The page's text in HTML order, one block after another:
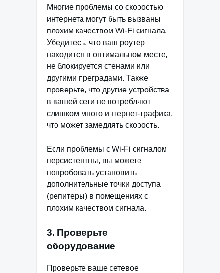
Многие проблемы со скоростью
интернета могут быть вызваны
плохим качеством Wi-Fi сигнала.
Убедитесь, что ваш роутер
находится в оптимальном месте,
не блокируется стенами или
другими преградами. Также
проверьте, что другие устройства
в вашей сети не потребляют
слишком много интернет-трафика,
что может замедлять скорость.
Если проблемы с Wi-Fi сигналом
персистентны, вы можете
попробовать установить
дополнительные точки доступа
(репитеры) в помещениях с
плохим качеством сигнала.
3. Проверьте
оборудование
Проверьте ваше сетевое